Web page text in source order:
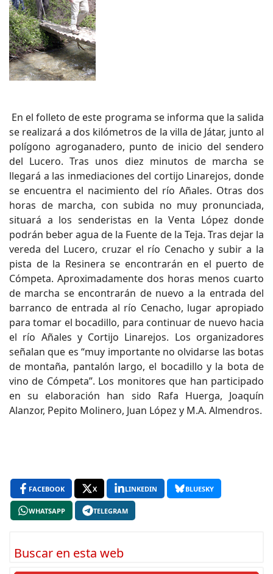
En el folleto de este programa se informa que la salida
se realizará a dos kilómetros de la villa de Játar, junto al
polígono agroganadero, punto de inicio del sendero
del Lucero. Tras unos diez minutos de marcha se
llegará a las inmediaciones del cortijo Linarejos, donde
se encuentra el nacimiento del río Añales. Otras dos
horas de marcha, con subida no muy pronunciada,
situará a los senderistas en la Venta López donde
podrán beber agua de la Fuente de la Teja. Tras dejar la
vereda del Lucero, cruzar el río Cenacho y subir a la
pista de la Resinera se encontrarán en el puerto de
Cómpeta. Aproximadamente dos horas menos cuarto
de marcha se encontrarán de nuevo a la entrada del
barranco de entrada al río Cenacho, lugar apropiado
para tomar el bocadillo, para continuar de nuevo hacia
el río Añales y Cortijo Linarejos. Los organizadores
señalan que es “muy importante no olvidarse las botas
de montaña, pantalón largo, el bocadillo y la bota de
vino de Cómpeta”. Los monitores que han participado
en su elaboración han sido Rafa Huerga, Joaquín
Alanzor, Pepito Molinero, Juan López y M.A. Almendros.
FACEBOOK X LINKEDIN BLUESKY
WHATSAPP TELEGRAM
Buscar en esta web